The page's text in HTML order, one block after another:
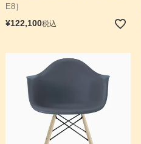
E8］
¥122,100税込